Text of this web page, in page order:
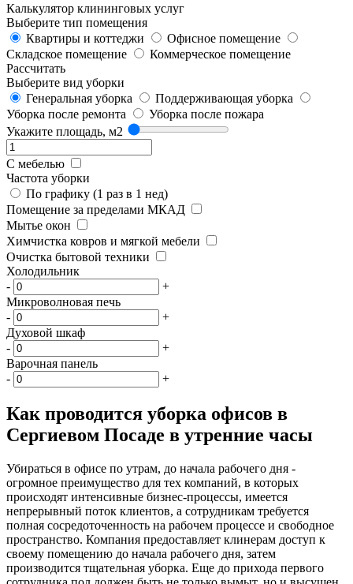
Калькулятор клининговых услуг
Выберите тип помещения
Квартиры и коттеджи
Офисное помещение
Складское помещение
Коммерческое помещение
Рассчитать
Выберите вид уборки
Генеральная уборка
Поддерживающая уборка
Уборка после ремонта
Уборка после пожара
Укажите площадь, м2
С мебелью
Частота уборки
По графику (1 раз в 1 нед)
Помещение за пределами МКАД
Мытье окон
Химчистка ковров и мягкой мебели
Очистка бытовой техники
Холодильник
-
+
Микроволновая печь
-
+
Духовой шкаф
-
+
Варочная панель
-
+
Как проводится уборка офисов в
Сергиевом Посаде в утренние часы
Убираться в офисе по утрам, до начала рабочего дня -
огромное преимущество для тех компаний, в которых
происходят интенсивные бизнес-процессы, имеется
непрерывный поток клиентов, а сотрудникам требуется
полная сосредоточенность на рабочем процессе и свободное
пространство. Компания предоставляет клинерам доступ к
своему помещению до начала рабочего дня, затем
производится тщательная уборка. Еще до прихода первого